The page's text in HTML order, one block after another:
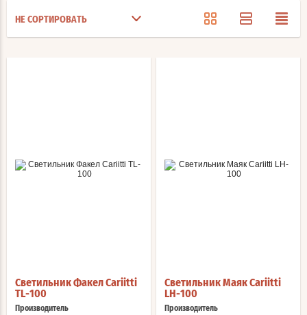
Светильник Факел Cariitti
TL-100
Производитель
Светильник Маяк Cariitti
LH-100
Производитель
НЕ СОРТИРОВАТЬ